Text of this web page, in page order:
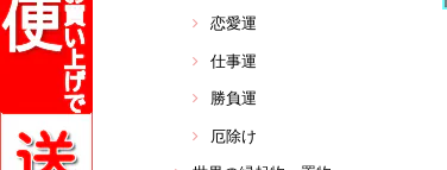
恋愛運
仕事運
勝負運
厄除け